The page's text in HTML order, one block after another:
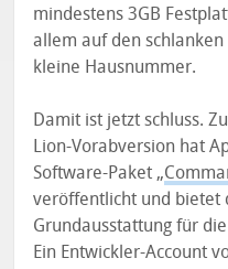
mindestens 3GB
allem auf den schlanken
kleine Hausnummer.
Damit ist jetzt schluss.
Lion-Vorabversion hat
Software-Paket „
veröffentlicht und bietet
Grundausstattung für
Ein Entwickler-Account